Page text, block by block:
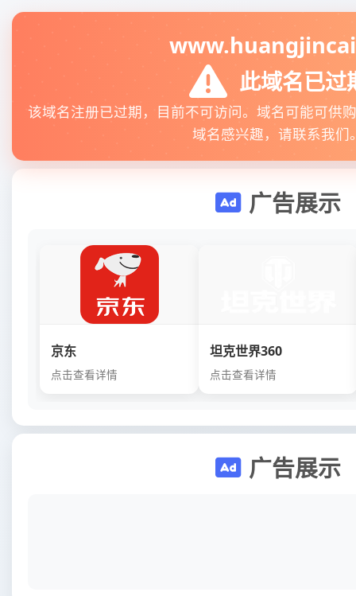
此域名已过
该域名注册已过期，目前不可访问。域名可能可供
域名感兴趣，请联系我们
广告展示
京东
点击查看详情
坦克世界360
点击查看详情
广告展示